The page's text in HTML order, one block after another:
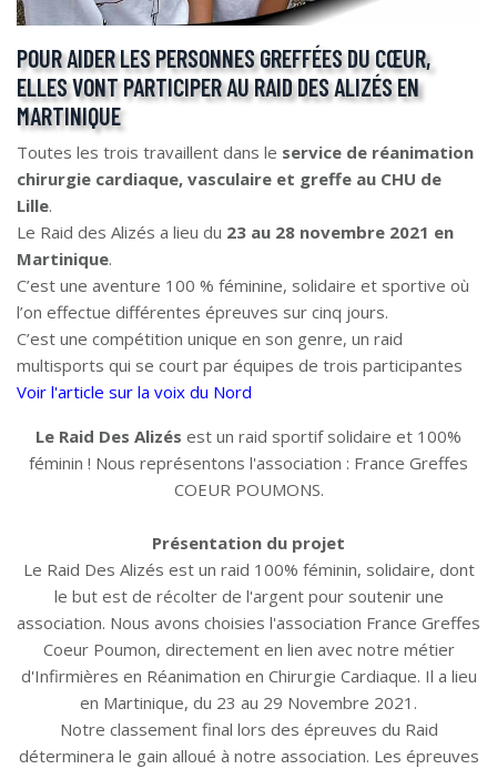
POUR AIDER LES PERSONNES GREFFÉES DU CŒUR,
ELLES VONT PARTICIPER AU RAID DES ALIZÉS EN
MARTINIQUE
Toutes les trois travaillent dans le service de réanimation
chirurgie cardiaque, vasculaire et greffe au CHU de
Lille.
Le Raid des Alizés a lieu du 23 au 28 novembre 2021 en
Martinique.
C’est une aventure 100 % féminine, solidaire et sportive où
l’on effectue différentes épreuves sur cinq jours.
C’est une compétition unique en son genre, un raid
multisports qui se court par équipes de trois participantes
Voir l'article sur la voix du Nord
Le Raid Des Alizés est un raid sportif solidaire et 100%
féminin ! Nous représentons l'association : France Greffes
COEUR POUMONS.
Présentation du projet
Le Raid Des Alizés est un raid 100% féminin, solidaire, dont
le but est de récolter de l'argent pour soutenir une
association. Nous avons choisies l'association France Greffes
Coeur Poumon, directement en lien avec notre métier
d'Infirmières en Réanimation en Chirurgie Cardiaque. Il a lieu
en Martinique, du 23 au 29 Novembre 2021.
Notre classement final lors des épreuves du Raid
déterminera le gain alloué à notre association. Les épreuves